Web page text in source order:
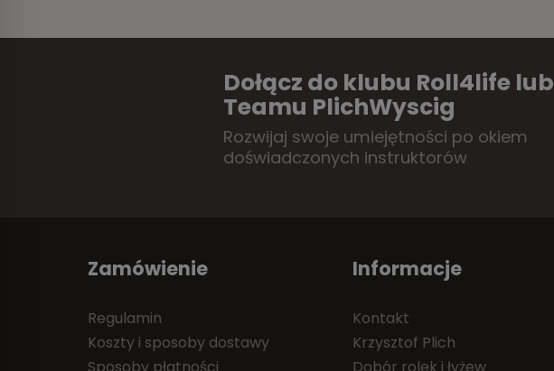
Dołącz do klubu Roll4life lub
Teamu PlichWyscig
Rozwijaj swoje umiejętności po okiem
doświadczonych instruktorów
Zamówienie
Regulamin
Koszty i sposoby dostawy
Informacje
Kontakt
Krzysztof Plich